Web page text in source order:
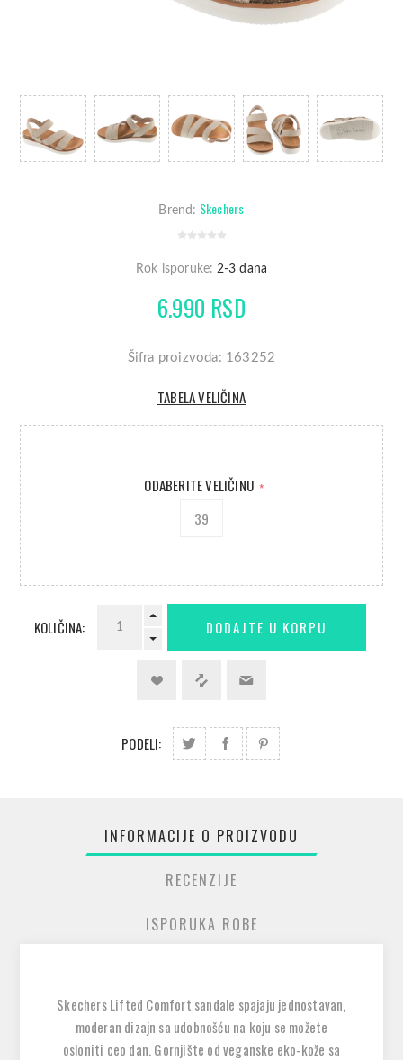
Brend: Skechers
Rok isporuke: 2-3 dana
6.990 RSD
Šifra proizvoda: 163252
TABELA VELIČINA
ODABERITE VELIČINU *
39
KOLIČINA:
PODELI:
INFORMACIJE O PROIZVODU
RECENZIJE
ISPORUKA ROBE
Skechers Lifted Comfort sandale spajaju jednostavan,
moderan dizajn sa udobnošću na koju se možete
osloniti ceo dan. Gornjište od veganske eko-kože sa